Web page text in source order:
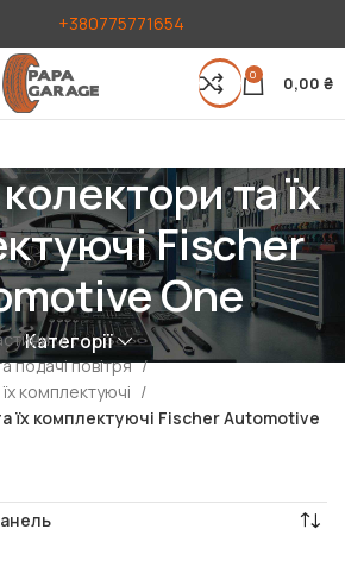
+380775771654
0 0,00 ₴
та їх
Fischer
One
Категорії
подачі повітря
комплектуючі
їх комплектуючі Fischer Automotive